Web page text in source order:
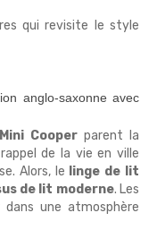
qui revisite le style
anglo-saxonne avec
Cooperparent la
de la vie en ville
Alors, le linge de lit
de lit moderne. Les
une atmosphère